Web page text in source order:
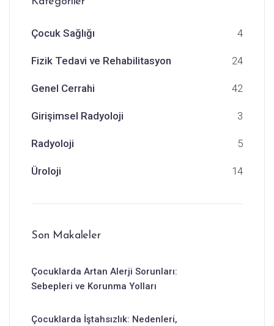
Çocuk Sağlığı 4
Fizik Tedavi ve Rehabilitasyon 24
Genel Cerrahi 42
Girişimsel Radyoloji 3
Radyoloji 5
Üroloji 14
Son Makaleler
Çocuklarda Artan Alerji Sorunları:
Sebepleri ve Korunma Yolları
Çocuklarda İştahsızlık: Nedenleri,